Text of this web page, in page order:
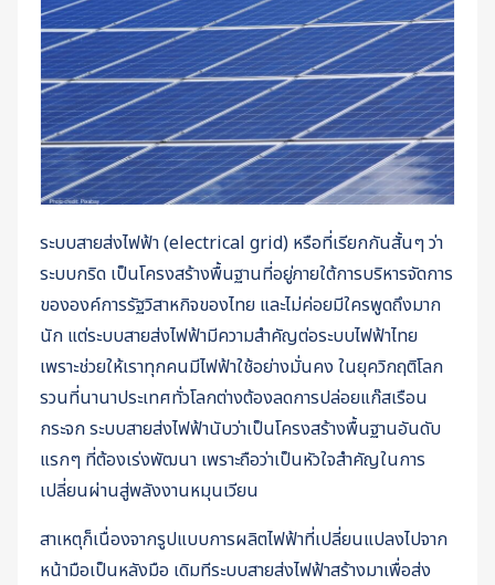
ระบบสายส่งไฟฟ้า (electrical grid) หรือที่เรียกกันสั้นๆ ว่า
ระบบกริด เป็นโครงสร้างพื้นฐานที่อยู่ภายใต้การบริหารจัดการ
ขององค์การรัฐวิสาหกิจของไทย และไม่ค่อยมีใครพูดถึงมาก
นัก แต่ระบบสายส่งไฟฟ้ามีความสำคัญต่อระบบไฟฟ้าไทย
เพราะช่วยให้เราทุกคนมีไฟฟ้าใช้อย่างมั่นคง ในยุควิกฤติโลก
รวนที่นานาประเทศทั่วโลกต่างต้องลดการปล่อยแก๊สเรือน
กระจก ระบบสายส่งไฟฟ้านับว่าเป็นโครงสร้างพื้นฐานอันดับ
แรกๆ ที่ต้องเร่งพัฒนา เพราะถือว่าเป็นหัวใจสำคัญในการ
เปลี่ยนผ่านสู่พลังงานหมุนเวียน
สาเหตุก็เนื่องจากรูปแบบการผลิตไฟฟ้าที่เปลี่ยนแปลงไปจาก
หน้ามือเป็นหลังมือ เดิมทีระบบสายส่งไฟฟ้าสร้างมาเพื่อส่ง